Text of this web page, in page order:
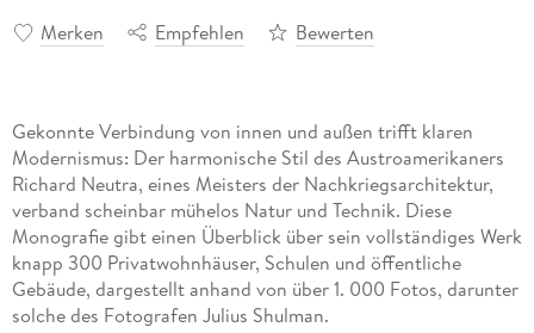
Merken Empfehlen Bewerten
Gekonnte Verbindung von innen und außen trifft klaren
Modernismus: Der harmonische Stil des Austroamerikaners
Richard Neutra, eines Meisters der Nachkriegsarchitektur,
verband scheinbar mühelos Natur und Technik. Diese
Monografie gibt einen Überblick über sein vollständiges Werk
knapp 300 Privatwohnhäuser, Schulen und öffentliche
Gebäude, dargestellt anhand von über 1. 000 Fotos, darunter
solche des Fotografen Julius Shulman.